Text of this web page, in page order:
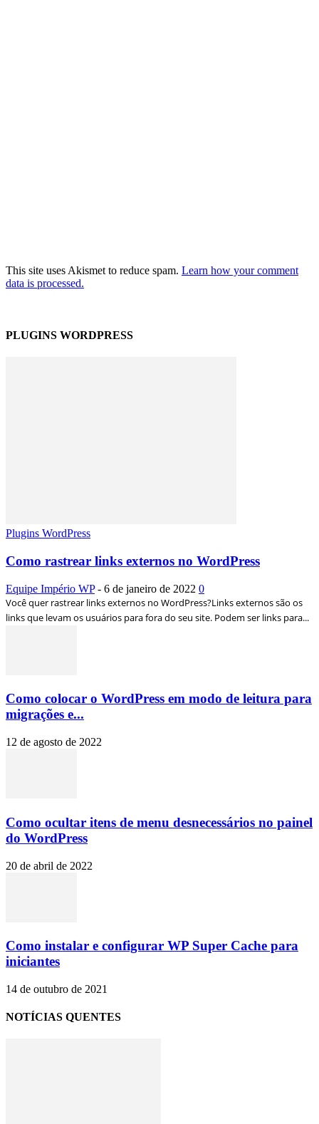
This site uses Akismet to reduce spam. Learn how your comment
data is processed.
PLUGINS WORDPRESS
Plugins WordPress
Como rastrear links externos no WordPress
Equipe Império WP - 6 de janeiro de 2022 0
Você quer rastrear links externos no WordPress?Links externos são os
links que levam os usuários para fora do seu site. Podem ser links para...
Como colocar o WordPress em modo de leitura para
migrações e...
12 de agosto de 2022
Como ocultar itens de menu desnecessários no painel
do WordPress
20 de abril de 2022
Como instalar e configurar WP Super Cache para
iniciantes
14 de outubro de 2021
NOTÍCIAS QUENTES